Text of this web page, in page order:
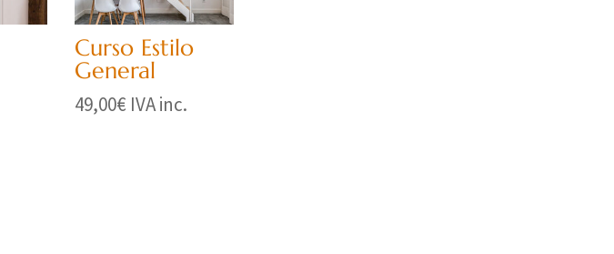
Curso Estilo
General
49,00€ IVA inc.